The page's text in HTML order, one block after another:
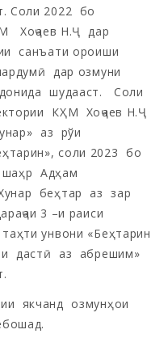
Соли 2022 бо
Хоҷаев Н.Ҷ дар
санъати ороиши
дар озмуни
шудааст. Соли
КҲМ Хоҷаев Н.Ҷ
аз рўи
соли 2023 бо
шаҳр Адҳам
беҳтар аз зар
3 –и раиси
унвони «Беҳтарин
дастӣ аз абрешим»
якчанд озмунҳои